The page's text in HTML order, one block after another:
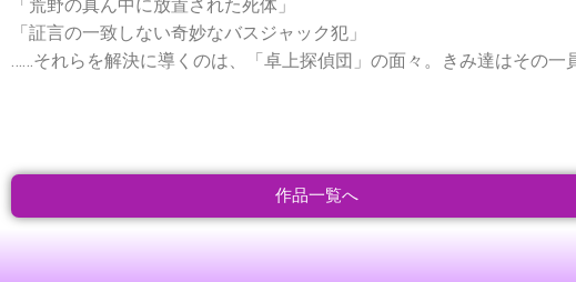
「荒野の真ん中に放置された死体」
「証言の一致しない奇妙なバスジャック犯」
……それらを解決に導くのは、「卓上探偵団」の面々。きみ達はその一
作品一覧へ